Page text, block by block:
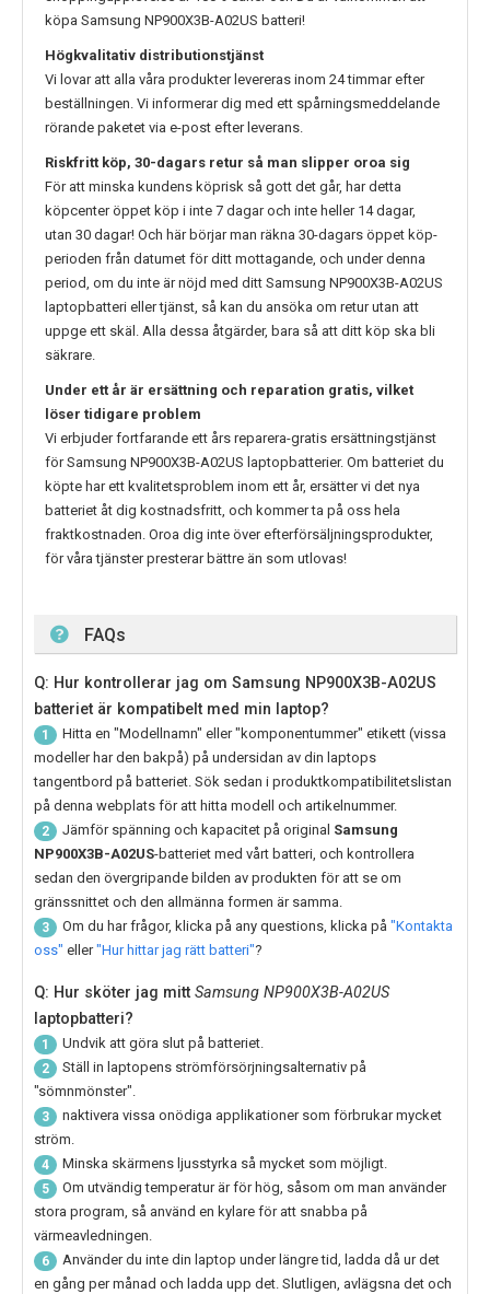
köpa Samsung NP900X3B-A02US batteri!
Högkvalitativ distributionstjänst
Vi lovar att alla våra produkter levereras inom 24 timmar efter
beställningen. Vi informerar dig med ett spårningsmeddelande
rörande paketet via e-post efter leverans.
Riskfritt köp, 30-dagars retur så man slipper oroa sig
För att minska kundens köprisk så gott det går, har detta
köpcenter öppet köp i inte 7 dagar och inte heller 14 dagar,
utan 30 dagar! Och här börjar man räkna 30-dagars öppet köp-
perioden från datumet för ditt mottagande, och under denna
period, om du inte är nöjd med ditt Samsung NP900X3B-A02US
laptopbatteri eller tjänst, så kan du ansöka om retur utan att
uppge ett skäl. Alla dessa åtgärder, bara så att ditt köp ska bli
säkrare.
Under ett år är ersättning och reparation gratis, vilket
löser tidigare problem
Vi erbjuder fortfarande ett års reparera-gratis ersättningstjänst
förSamsung NP900X3B-A02US laptopbatterier. Om batteriet du
köpte har ett kvalitetsproblem inom ett år, ersätter vi det nya
batteriet åt dig kostnadsfritt, och kommer ta på oss hela
fraktkostnaden. Oroa dig inte över efterförsäljningsprodukter,
för våra tjänster presterar bättre än som utlovas!
FAQs
Q: Hur kontrollerar jag om Samsung NP900X3B-A02US
batteriet är kompatibelt med min laptop?
1
Hitta en "Modellnamn" eller "komponentummer" etikett (vissa
modeller har den bakpå) på undersidan av din laptops
tangentbord på batteriet. Sök sedan i produktkompatibilitetslistan
på denna webplats för att hitta modell och artikelnummer.
2 Jämför spänning och kapacitet på original Samsung
NP900X3B-A02US-batteriet med vårt batteri, och kontrollera
sedan den övergripande bilden av produkten för att se om
gränssnittet och den allmänna formen är samma.
3 Om du har frågor, klicka på any questions, klicka på "Kontakta
oss" eller"Hur hittar jag rätt batteri"?
Q: Hur sköter jag mitt Samsung NP900X3B-A02US
laptopbatteri?
1 Undvik att göra slut på batteriet.
2
Ställ in laptopens strömförsörjningsalternativ på
"sömnmönster".
3
naktivera vissa onödiga applikationer som förbrukar mycket
ström.
4 Minska skärmens ljusstyrka så mycket som möjligt.
5
Om utvändig temperatur är för hög, såsom om man använder
stora program, så använd en kylare för att snabba på
värmeavledningen.
6
Använder du inte din laptop under längre tid, ladda då ur det
en gång per månad och ladda upp det. Slutligen, avlägsna det och